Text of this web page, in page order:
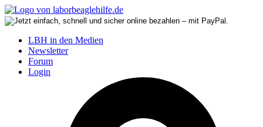
LBH in den Medien
Newsletter
Forum
Login